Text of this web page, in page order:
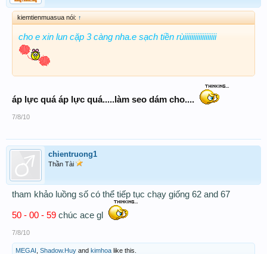
kiemtienmuasua nói: ↑
cho e xin lun cặp 3 càng nha.e sạch tiền rùiiiiiiiiiiiiiiiiii
áp lực quá áp lực quá.....làm seo dám cho....
7/8/10
chientruong1
Thần Tài
tham khảo luồng số có thể tiếp tục chạy giống 62 and 67
50 - 00 - 59 chúc ace gl
7/8/10
MEGAI Shadow.Huy and kimhoa like this.